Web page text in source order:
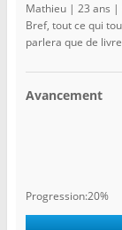
Mathieu | 23 ans
Bref, tout ce qui
parlera que de
Avancement
Progression:20%